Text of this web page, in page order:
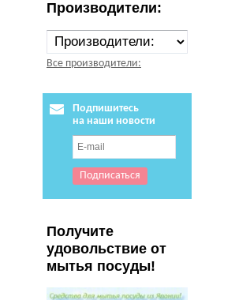
Производители:
Все производители:
Подпишитесь
на наши новости
Получите
удовольствие от
мытья посуды!